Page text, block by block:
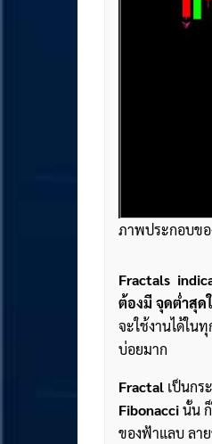
ภาพประกอบข
Fractals
ต้องมี จุดต่ำสุด
จะใช้งานได้ใน
บ่อยมาก
Fractal เป็นก
Fibonacciนั้น
ของฟ้าแลบ ลา